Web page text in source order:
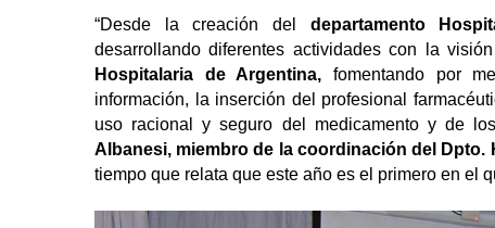
“Desde la creación del departamento
desarrollando diferentes actividades con la
Hospitalaria de Argentina, fomentando por
información, la inserción del profesional
uso racional y seguro del medicamento y de
Albanesi, miembro de la coordinación del Dpto.
tiempo que relata que este año es el primero en el